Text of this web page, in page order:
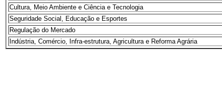
Cultura, Meio Ambiente e Ciência e Tecnologia
Seguridade Social, Educação e Esportes
Regulação do Mercado
Indústria, Comércio, Infra-estrutura, Agricultura e Reforma Agrária